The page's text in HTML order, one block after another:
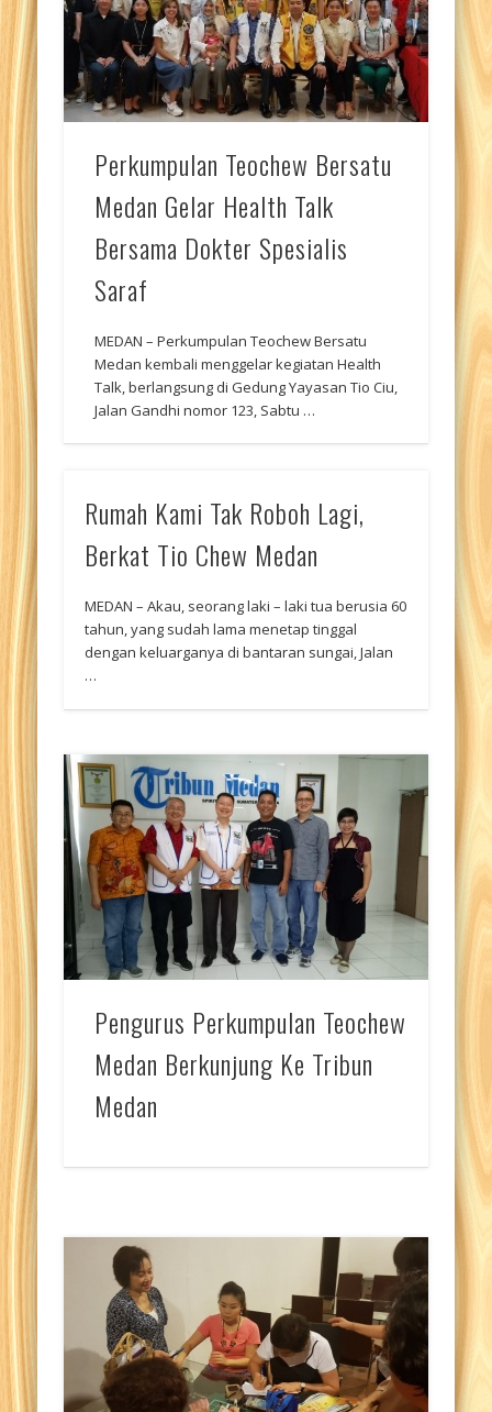
Perkumpulan Teochew Bersatu
Medan Gelar Health Talk
Bersama Dokter Spesialis
Saraf
MEDAN – Perkumpulan Teochew Bersatu
Medan kembali menggelar kegiatan Health
Talk, berlangsung di Gedung Yayasan Tio Ciu,
Jalan Gandhi nomor 123, Sabtu …
Rumah Kami Tak Roboh Lagi,
Berkat Tio Chew Medan
MEDAN – Akau, seorang laki – laki tua berusia 60
tahun, yang sudah lama menetap tinggal
dengan keluarganya di bantaran sungai, Jalan
…
Pengurus Perkumpulan Teochew
Medan Berkunjung Ke Tribun
Medan